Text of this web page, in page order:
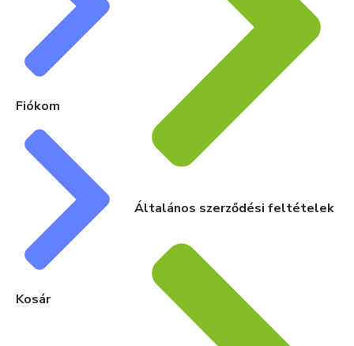
Fiókom
Kosár
Általános szerződési feltételek